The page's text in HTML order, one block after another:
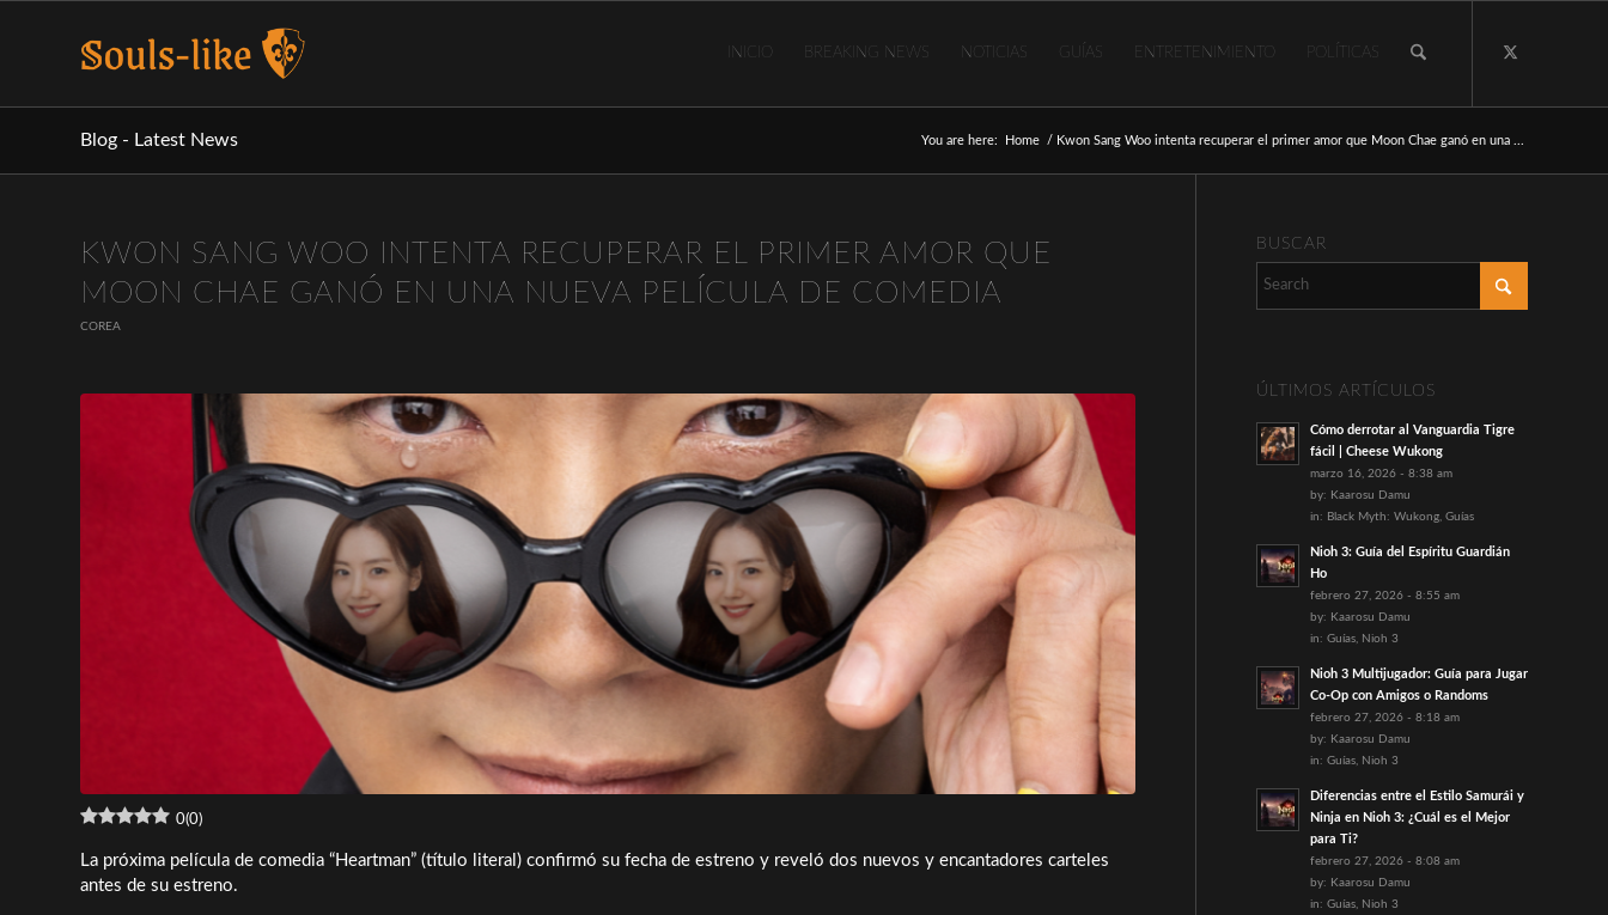
INICIO BREAKING NEWS NOTICIAS GUÍAS ENTRETENIMIENTO POLÍTICAS
Blog - Latest News You are here: Home / Kwon Sang Woo intenta recuperar el primer amor que Moon Chae ganó en una ...
KWON SANG WOO INTENTA RECUPERAR EL PRIMER AMOR QUE
MOON CHAE GANÓ EN UNA NUEVA PELÍCULA DE COMEDIA
COREA
0(0)
La próxima película de comedia “Heartman” (título literal) confirmó su fecha de estreno y reveló dos nuevos y encantadores carteles
antes de su estreno.
BUSCAR
ÚLTIMOS ARTÍCULOS
Cómo derrotar al Vanguardia Tigre
fácil | Cheese Wukong
marzo 16, 2026 - 8:38 am
by: Kaarosu Damu
in: Black Myth: Wukong, Guías
Nioh 3: Guía del Espíritu Guardián
Ho
febrero 27, 2026 - 8:55 am
by: Kaarosu Damu
in: Guías, Nioh 3
Nioh 3 Multijugador: Guía para Jugar
Co-Op con Amigos o Randoms
febrero 27, 2026 - 8:18 am
by: Kaarosu Damu
in: Guías, Nioh 3
Diferencias entre el Estilo Samurái y
Ninja en Nioh 3: ¿Cuál es el Mejor
para Ti?
febrero 27, 2026 - 8:08 am
by: Kaarosu Damu
in: Guías, Nioh 3